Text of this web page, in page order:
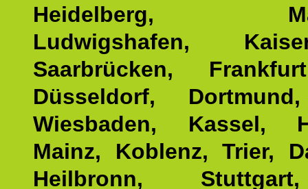
Heidelberg,
Ludwigshafen,
Saarbrücken,
Düsseldorf,
Wiesbaden, Kassel,
Mainz, Koblenz, Trier,
Heilbronn,